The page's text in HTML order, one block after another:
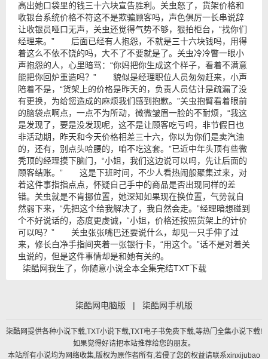
高出她口袋里的钱三十六块宣告胜利。关虫怒了，货架价格和
收银台系统价格不符这不是欺骗顾客吗，声色俱厉一长串说辞
让收银员哑口无声，关虫还觉得气势不够，狠拍柜台，“找你们
经理来。” 后面已经有人抱怨，不就是三十六块钱吗，用得
着这么不依不饶的吗，大不了不要就是了。关虫冷冷瞥一眼小
声抱怨的人，心里暗骂：“你妈把你生成这个样子，看着不满意
能把你回炉重造吗？” 貌似是经理职位人员匆匆赶来，小声
陪着不是，“货架上的价格是昨天的，负责人员估计是疏漏了没
有更换，为给您造成的麻烦我们感到抱歉。”关虫抱臂看着眼前
的脑袋点啊点，一点不为所动，微微皱眉一脸的不耐烦，“我这
是发现了，要是没发现呢，这不是让顾客吃亏吗，非节假日也
非活动期，昨天和今天价格相差三十六，你以为你们是卖汽油
的，还有，别点头哈腰的，咱不吃这套。”已近中年头顶有些微
秃顶的经理摸下脑门，“小姐，我们这边说可以吗，先让后面的
顾客结账。” 这是下班时间，不少人看热闹般聚集过来，对
着这件事指指点点，怀疑自己手中的商品是否出现同样的差
错。关虫就是不肯挪位置，她深知如果现在换位置，气势就自
然弱下来，“先把这个给我解决了，我自然会走。”经理暗想碰到
个不好说话的，态度更虔诚，“小姐，价格还按照货架上的计价
可以吗？” 关虫张张嘴巴还要说什么，却见一只手伸了过
来，修长白净手指间夹着一张银行卡，“用这个。”话不是对着关
虫说的，但是这件事情却是和她有关的。
柒酷网我生了，你随意小说全本全集完结TXT下载
柒酷网电脑版 | 柒酷网手机版
柒酷网提供各种小说下载,TXT小说下载,TXT电子书免费下载,等热门全集小说下载!
如果觉得好请把本站推荐给您的朋友。
本站所有小说均为网络收集,版权为原作者所有,若侵了您的权益请联系xinxijubao